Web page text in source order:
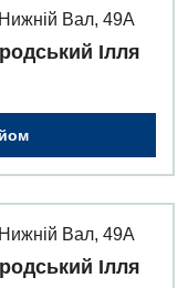
Нижній Вал, 49А
Ілля
Нижній Вал, 49А
Ілля